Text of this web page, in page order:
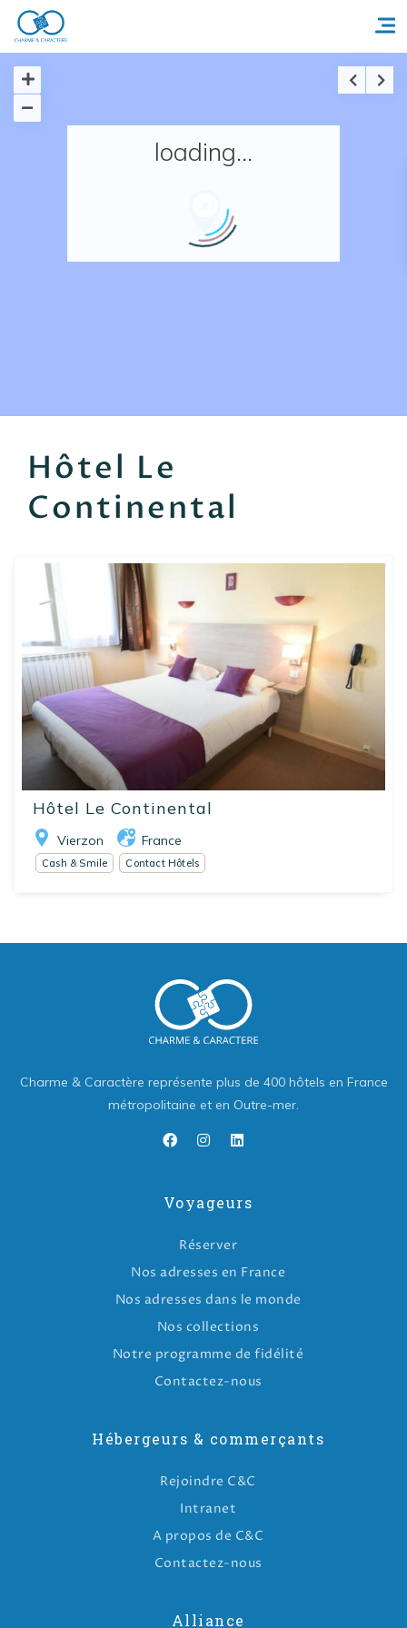
Accueil
Nos adresses en France
loading...
Hôtel Le
Continental
Hôtel Le Continental
Vierzon France
Cash & Smile Contact Hôtels
Charme & Caractère représente plus de 400 hôtels en France
métropolitaine et en Outre-mer.
Voyageurs
Réserver
Nos adresses en France
Nos adresses dans le monde
Nos collections
Notre programme de fidélité
Contactez-nous
Hébergeurs & commerçants
Rejoindre C&C
Intranet
A propos de C&C
Contactez-nous
Alliance